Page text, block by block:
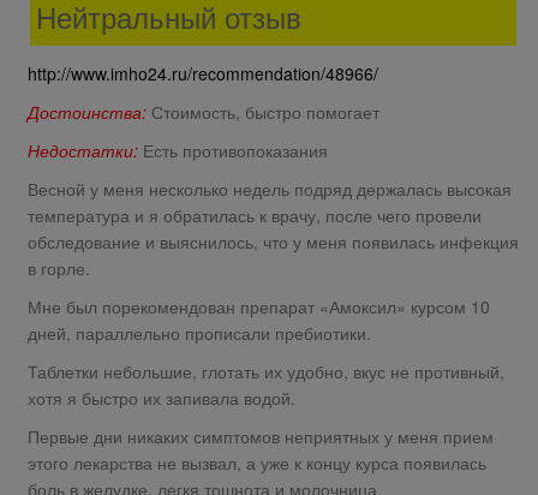
Нейтральный отзыв
http://www.imho24.ru/recommendation/48966/
Достоинства: Стоимость, быстро помогает
Недостатки: Есть противопоказания
Весной у меня несколько недель подряд держалась высокая
температура и я обратилась к врачу, после чего провели
обследование и выяснилось, что у меня появилась инфекция
в горле.
Мне был порекомендован препарат «Амоксил» курсом 10
дней, параллельно прописали пребиотики.
Таблетки небольшие, глотать их удобно, вкус не противный,
хотя я быстро их запивала водой.
Первые дни никаких симптомов неприятных у меня прием
этого лекарства не вызвал, а уже к концу курса появилась
боль в желудке, легкя тошнота и молочница.